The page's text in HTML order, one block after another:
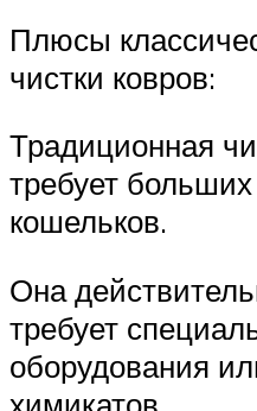
Плюсы
чистки ковров:
Традиционная
требует больших
кошельков.
Она
требует
оборудования